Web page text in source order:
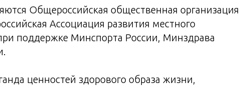
Общероссийская общественная организация
Ассоциация развития местного
поддержке Минспорта России, Минздрава
ценностей здорового образа жизни,